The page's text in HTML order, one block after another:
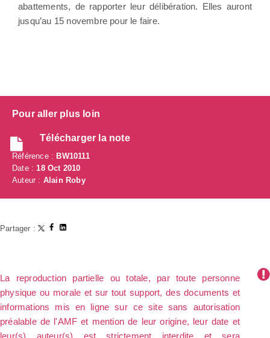
abattements, de rapporter leur délibération. Elles auront
jusqu’au 15 novembre pour le faire.
Pour aller plus loin
Télécharger la note
Référence : BW10111
Date : 18 Oct 2010
Auteur : Alain Roby
Partager :
La reproduction partielle ou totale, par toute personne
physique ou morale et sur tout support, des documents et
informations mis en ligne sur ce site sans autorisation
préalable de l'AMF et mention de leur origine, leur date et
leur(s) auteur(s) est strictement interdite et sera